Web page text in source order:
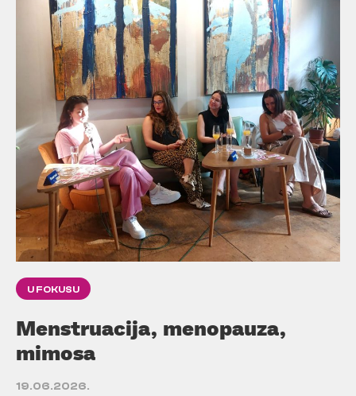
U FOKUSU
Menstruacija, menopauza,
mimosa
19.06.2026.